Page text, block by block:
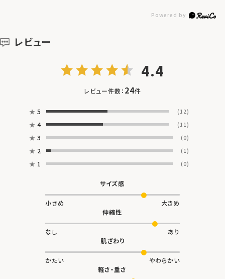
レビュー
4.4
レビュー件数： 24件
★ 5 (12)
★ 4 (11)
★ 3 (0)
★ 2 (1)
★ 1 (0)
サイズ感
小さめ
大きめ
伸縮性
なし
あり
肌ざわり
かたい
やわらかい
軽さ・重さ